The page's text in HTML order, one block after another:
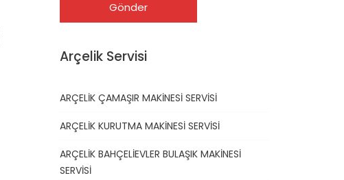
Arçelik Servisi
ARÇELİK ÇAMAŞIR MAKİNESİ SERVİSİ
ARÇELİK KURUTMA MAKİNESİ SERVİSİ
ARÇELİK BAHÇELİEVLER BULAŞIK MAKİNESİ
SERVİSİ